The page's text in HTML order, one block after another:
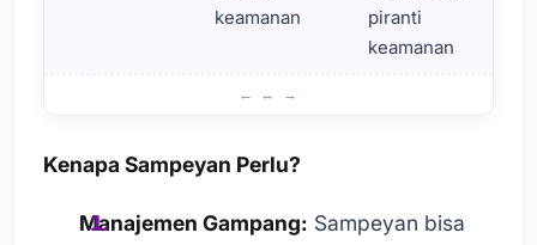
keamanan
piranti
keamanan
Kenapa Sampeyan Perlu?
Manajemen Gampang: Sampeyan bisa